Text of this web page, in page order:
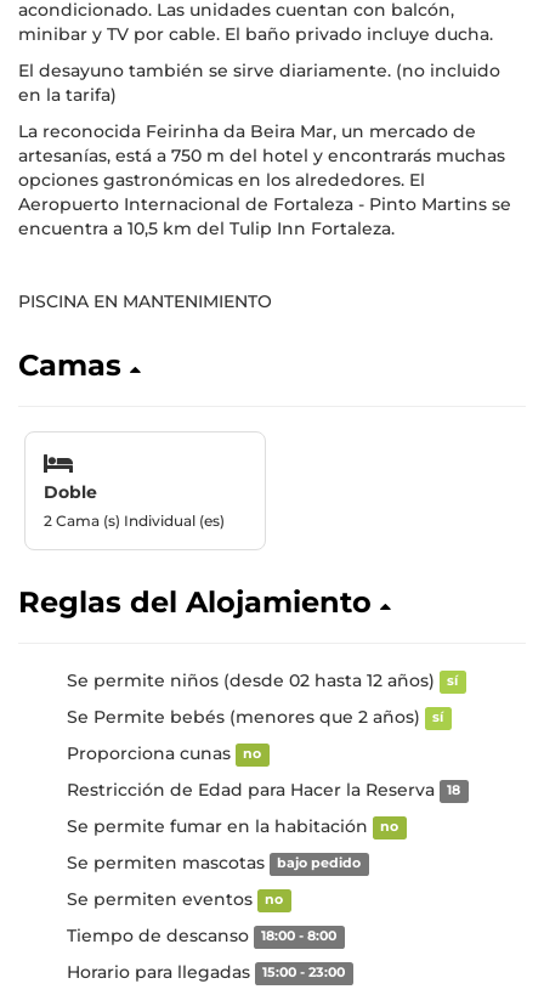
acondicionado. Las unidades cuentan con balcón,
minibar y TV por cable. El baño privado incluye ducha.
El desayuno también se sirve diariamente. (no incluido
en la tarifa)
La reconocida Feirinha da Beira Mar, un mercado de
artesanías, está a 750 m del hotel y encontrarás muchas
opciones gastronómicas en los alrededores. El
Aeropuerto Internacional de Fortaleza - Pinto Martins se
encuentra a 10,5 km del Tulip Inn Fortaleza.
PISCINA EN MANTENIMIENTO
Camas
Doble
2 Cama (s) Individual (es)
Reglas del Alojamiento
Se permite niños (desde 02 hasta 12 años) sí
Se Permite bebés (menores que 2 años) sí
Proporciona cunas no
Restricción de Edad para Hacer la Reserva 18
Se permite fumar en la habitación no
Se permiten mascotas bajo pedido
Se permiten eventos no
Tiempo de descanso 18:00 - 8:00
Horario para llegadas 15:00 - 23:00